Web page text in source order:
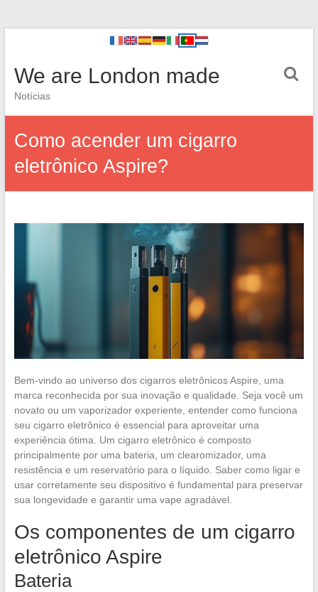
We are London made
Notícias
Como acender um cigarro
eletrônico Aspire?
Bem-vindo ao universo dos cigarros eletrônicos Aspire, uma
marca reconhecida por sua inovação e qualidade. Seja você um
novato ou um vaporizador experiente, entender como funciona
seu cigarro eletrônico é essencial para aproveitar uma
experiência ótima. Um cigarro eletrônico é composto
principalmente por uma bateria, um clearomizador, uma
resistência e um reservatório para o líquido. Saber como ligar e
usar corretamente seu dispositivo é fundamental para preservar
sua longevidade e garantir uma vape agradável.
Os componentes de um cigarro
eletrônico Aspire
Bateria